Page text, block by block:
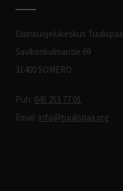
Eläinsuojelukeskus Tuulispää
Savikonkulmantie 69
31400 SOMERO
Puh: 045 253 77 01
Email: info@tuulispaa.org